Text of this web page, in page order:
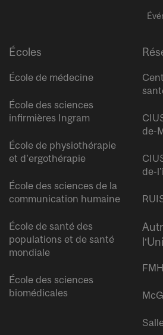
Écoles
École de médecine
École des sciences
infirmières Ingram
École de physiothérapie
et d’ergothérapie
École des sciences de la
communication humaine
École de santé des
populations et de santé
mondiale
École des sciences
biomédicales
de-
de-